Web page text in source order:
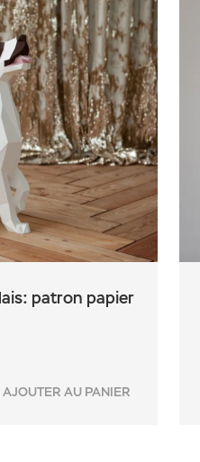
patron papier
AJOUTER AU PANIER